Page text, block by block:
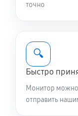
точно
🔍
Быстро
Монитор можно
отправить